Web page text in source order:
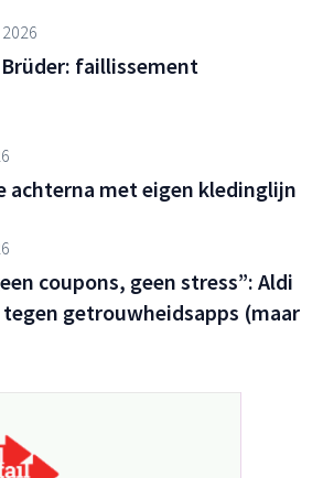
faillissement
achterna met eigen kledinglijn
coupons, geen stress”: Aldi
getrouwheidsapps (maar